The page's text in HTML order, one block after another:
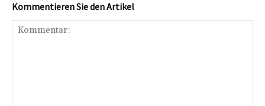
Kommentieren Sie den Artikel